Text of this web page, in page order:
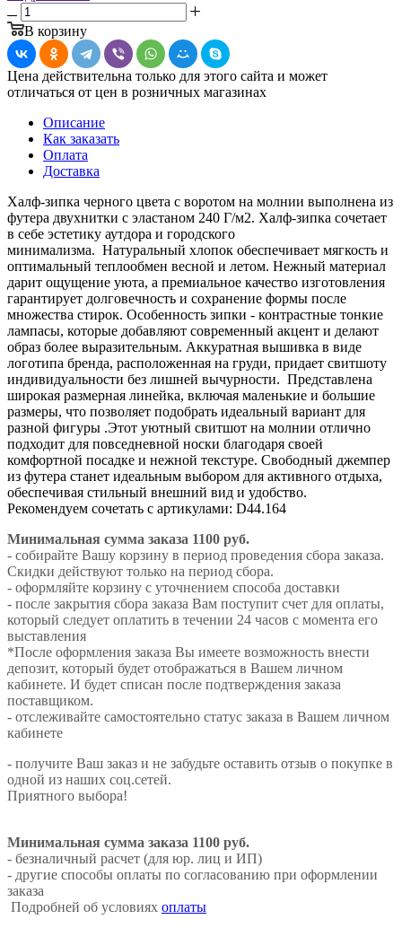
В корзину
Цена действительна только для этого сайта и может
отличаться от цен в розничных магазинах
Описание
Как заказать
Оплата
Доставка
Халф-зипка черного цвета с воротом на молнии выполнена из
футера двухнитки с эластаном 240 Г/м2. Халф-зипка сочетает
в себе эстетику аутдора и городского
минимализма. Натуральный хлопок обеспечивает мягкость и
оптимальный теплообмен весной и летом. Нежный материал
дарит ощущение уюта, а премиальное качество изготовления
гарантирует долговечность и сохранение формы после
множества стирок. Особенность зипки - контрастные тонкие
лампасы, которые добавляют современный акцент и делают
образ более выразительным. Аккуратная вышивка в виде
логотипа бренда, расположенная на груди, придает свитшоту
индивидуальности без лишней вычурности. Представлена
широкая размерная линейка, включая маленькие и большие
размеры, что позволяет подобрать идеальный вариант для
разной фигуры .Этот уютный свитшот на молнии отлично
подходит для повседневной носки благодаря своей
комфортной посадке и нежной текстуре. Свободный джемпер
из футера станет идеальным выбором для активного отдыха,
обеспечивая стильный внешний вид и удобство.
Рекомендуем сочетать с артикулами: D44.164
Минимальная сумма заказа 1100 руб.
- собирайте Вашу корзину в период проведения сбора заказа.
Скидки действуют только на период сбора.
- оформляйте корзину с уточнением способа доставки
- после закрытия сбора заказа Вам поступит счет для оплаты,
который следует оплатить в течении 24 часов с момента его
выставления
*После оформления заказа Вы имеете возможность внести
депозит, который будет отображаться в Вашем личном
кабинете. И будет списан после подтверждения заказа
поставщиком.
- отслеживайте самостоятельно статус заказа в Вашем личном
кабинете
- получите Ваш заказ и не забудьте оставить отзыв о покупке в
одной из наших соц.сетей.
Приятного выбора!
Минимальная сумма заказа 1100 руб.
- безналичный расчет (для юр. лиц и ИП)
- другие способы оплаты по согласованию при оформлении
заказа
Подробней об условиях оплаты